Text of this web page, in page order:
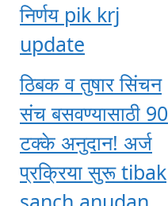
निर्णय pik krj
update
ठिबक व तुषार सिंचन
संच बसवण्यासाठी 90
टक्के अनुदान! अर्ज
प्रक्रिया सुरू tibak